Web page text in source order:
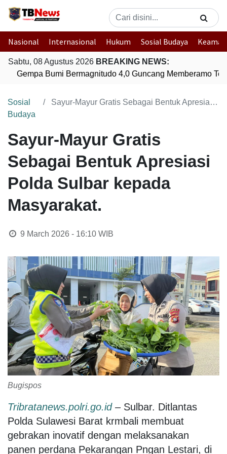
Nasional Internasional Hukum Sosial Budaya
Sabtu, 08 Agustus 2026 BREAKING NEWS:
Gempa Bumi Bermagnitudo 4,0 Guncang Memberamo
Sosial
Budaya
Sayur-Mayur Gratis Sebagai Bentuk Apresiasi Polda Sulbar kepada Masyarakat.
Sayur-Mayur Gratis
Sebagai Bentuk Apresiasi
Polda Sulbar kepada
Masyarakat.
9 March 2026 - 16:10WIB
Bugispos
Tribratanews.polri.go.id– Sulbar. Ditlantas
Polda Sulawesi Barat krmbali membuat
gebrakan inovatif dengan melaksanakan
panen perdana Pekarangan Pngan Lestari, di